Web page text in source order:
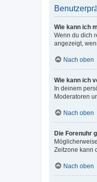
Wie kann ich
Wenn du dich
angezeigt,
Nach oben
Wie kann ich
In deinem
Moderatoren
Nach oben
Die Forenuhr
Zeitzone kann
Nach oben